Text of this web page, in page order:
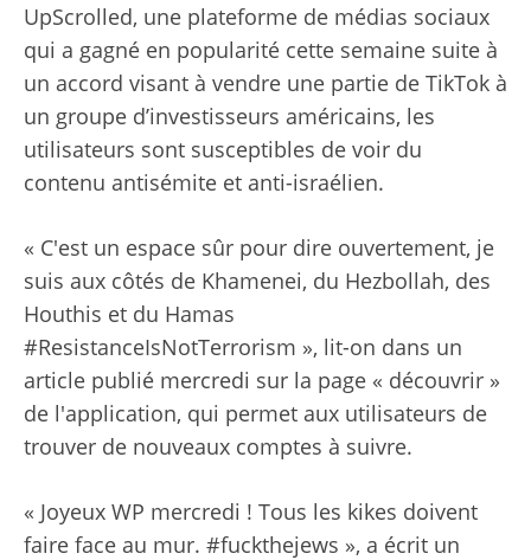
UpScrolled, une plateforme de médias sociaux
qui a gagné en popularité cette semaine suite à
un accord visant à vendre une partie de TikTok à
un groupe d’investisseurs américains, les
utilisateurs sont susceptibles de voir du
contenu antisémite et anti-israélien.
« C'est un espace sûr pour dire ouvertement, je
suis aux côtés de Khamenei, du Hezbollah, des
Houthis et du Hamas
#ResistanceIsNotTerrorism », lit-on dans un
article publié mercredi sur la page « découvrir »
de l'application, qui permet aux utilisateurs de
trouver de nouveaux comptes à suivre.
« Joyeux WP mercredi ! Tous les kikes doivent
faire face au mur. #fuckthejews », a écrit un